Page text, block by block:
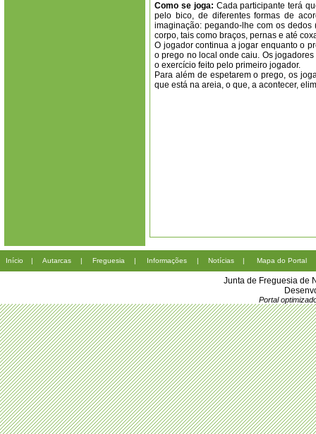
Como se joga: Cada participante terá
pelo bico, de diferentes formas de
imaginação: pegando-lhe com os
corpo, tais como braços, pernas e até
O jogador continua a jogar enquanto o
o prego no local onde caiu. Os
o exercício feito pelo primeiro jogador.
Para além de espetarem o prego, os
que está na areia, o que, a acontecer,
Início | Autarcas | Freguesia | Informações | Notícias | Mapa do Portal
Junta de Freguesia de
Portal